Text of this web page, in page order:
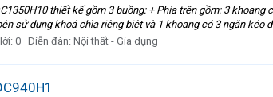
thiết kế gồm 3 buồng: + Phía trên gồm: 3
sử dụng khoá chìa riêng biệt và 1 khoang có 3 ngăn kéo
0 Diễn đàn: Nội thất - Gia dụng